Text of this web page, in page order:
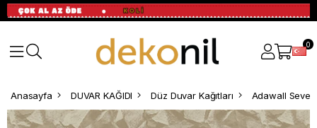
0
Anasayfa DUVAR KAĞIDI Düz Duvar Kağıtları Adawall